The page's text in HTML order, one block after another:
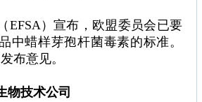
EFSA）宣布，欧盟委员会已要
中蜡样芽孢杆菌毒素的标准。
布意见。
物技术公司